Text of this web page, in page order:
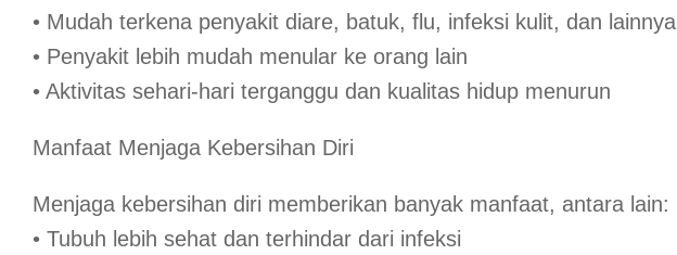
• Mudah terkena penyakit diare, batuk, flu, infeksi kulit, dan lainnya
• Penyakit lebih mudah menular ke orang lain
• Aktivitas sehari-hari terganggu dan kualitas hidup menurun
Manfaat Menjaga Kebersihan Diri
Menjaga kebersihan diri memberikan banyak manfaat, antara lain:
• Tubuh lebih sehat dan terhindar dari infeksi